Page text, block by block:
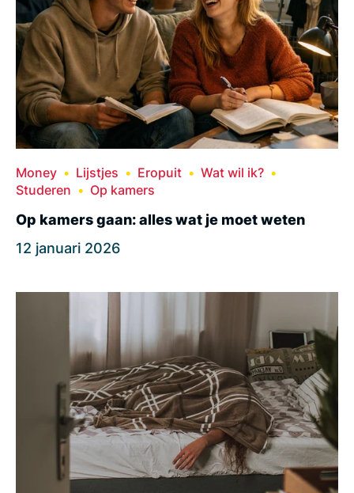
Money Lijstjes Eropuit
Wat wil ik?
Studeren
Op kamers
Op kamers gaan: alles wat je moet weten
12 januari 2026